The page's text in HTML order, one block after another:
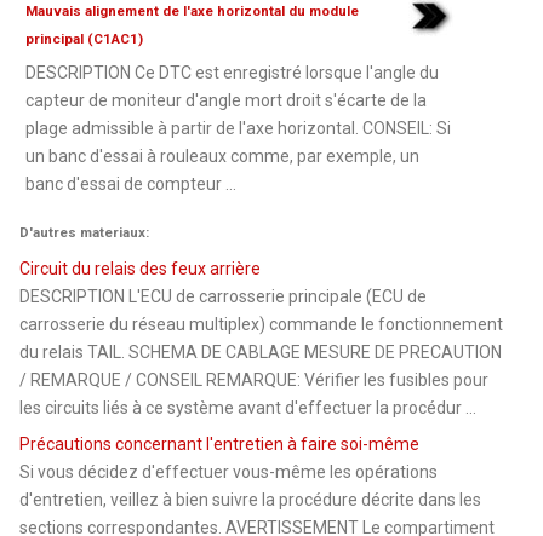
Mauvais alignement de l'axe horizontal du module
principal (C1AC1)
DESCRIPTION Ce DTC est enregistré lorsque l'angle du
capteur de moniteur d'angle mort droit s'écarte de la
plage admissible à partir de l'axe horizontal. CONSEIL: Si
un banc d'essai à rouleaux comme, par exemple, un
banc d'essai de compteur ...
D'autres materiaux:
Circuit du relais des feux arrière
DESCRIPTION L'ECU de carrosserie principale (ECU de
carrosserie du réseau multiplex) commande le fonctionnement
du relais TAIL. SCHEMA DE CABLAGE MESURE DE PRECAUTION
/ REMARQUE / CONSEIL REMARQUE: Vérifier les fusibles pour
les circuits liés à ce système avant d'effectuer la procédur ...
Précautions concernant l'entretien à faire soi-même
Si vous décidez d'effectuer vous-même les opérations
d'entretien, veillez à bien suivre la procédure décrite dans les
sections correspondantes. AVERTISSEMENT Le compartiment